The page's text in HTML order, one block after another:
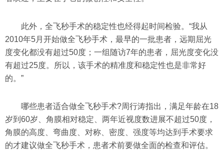
此外，全飞秒手术的稳定性也经得起时间检验。“我从
2010年5月开始做全飞秒手术，最早的一批患者，远期屈光
度变化都没有超过50度；一组随访7年的患者，屈光度变化没
有超过25度。所以，该手术的精准度和稳定性也是非常好
的。”
哪些患者适合做全飞秒手术?周行涛指出，满足年龄在18
岁到60岁、角膜相对稳定、两年近视度数进展不超过50度，
角膜的高度、弯曲度、对称、密度、强度等均达到手术要求
的才建议做全飞秒手术，患者术前要做全面的检查和评估。